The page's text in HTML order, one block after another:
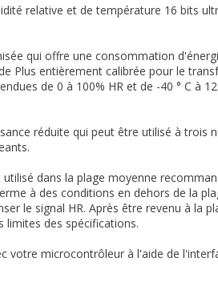
relative et de température 16 bits
qui offre une consommation
Plus entièrement calibrée pour le
de 0 à 100% HR et de -40 ° C à
réduite qui peut être utilisé à trois
dans la plage moyenne
à des conditions en dehors de la
le signal HR. Après être revenu à la
limites des spécifications.
votre microcontrôleur à l'aide de